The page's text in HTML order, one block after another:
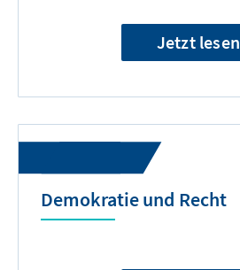
Jetzt lesen
Demokratie und Recht